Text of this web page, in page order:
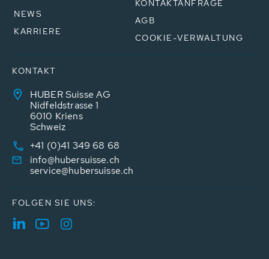
NEWS
KARRIERE
KONTAKTANFRAGE
AGB
COOKIE-VERWALTUNG
KONTAKT
HUBER Suisse AG
Nidfeldstrasse 1
6010 Kriens
Schweiz
+41 (0)41 349 68 68
info@hubersuisse.ch
service@hubersuisse.ch
FOLGEN SIE UNS: